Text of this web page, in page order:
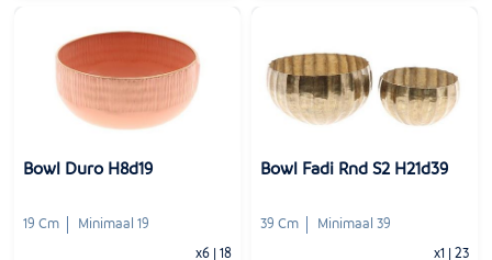
1 + Voeg toe - 1 + Voeg toe
Bowl Duro H8d19
19 Cm Minimaal 19
x6 18
Bowl Fadi Rnd S2 H21d39
39 Cm Minimaal 39
x1 23